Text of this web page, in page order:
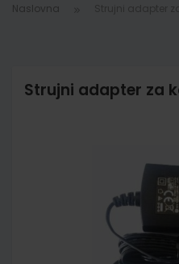
Naslovna
Strujni adapter za